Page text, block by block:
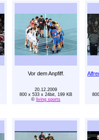
Vor dem Anpfiff.
20.12.2009
800 x 533 x 24bit, 199 KB
© living sports